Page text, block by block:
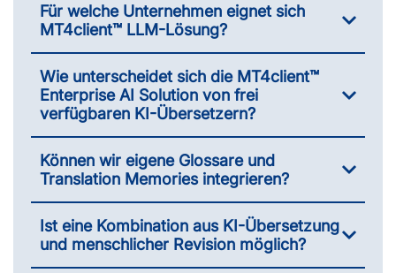
Für welche Unternehmen eignet sich
MT4client™ LLM-Lösung?
Wie unterscheidet sich die MT4client™
Enterprise AI Solution von frei
verfügbaren KI-Übersetzern?
Können wir eigene Glossare und
Translation Memories integrieren?
Ist eine Kombination aus KI-Übersetzung
und menschlicher Revision möglich?